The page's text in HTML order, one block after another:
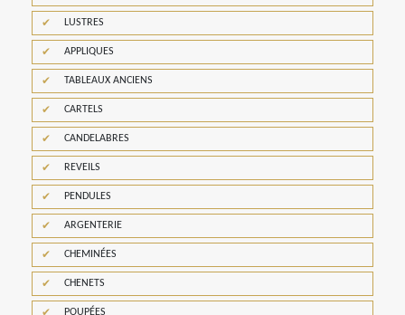
LUSTRES
APPLIQUES
TABLEAUX ANCIENS
CARTELS
CANDELABRES
REVEILS
PENDULES
ARGENTERIE
CHEMINÉES
CHENETS
POUPÉES